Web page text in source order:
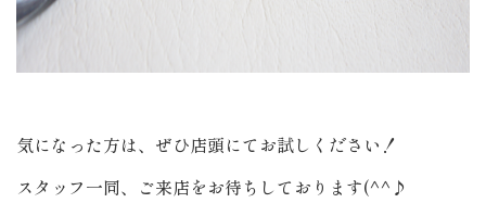
気になった方は、ぜひ店頭にてお試しください！
スタッフ一同、ご来店をお待ちしております(^^♪